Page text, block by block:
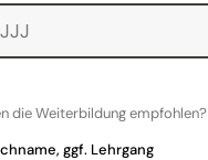
die Weiterbildung empfohlen?
ggf. Lehrgang